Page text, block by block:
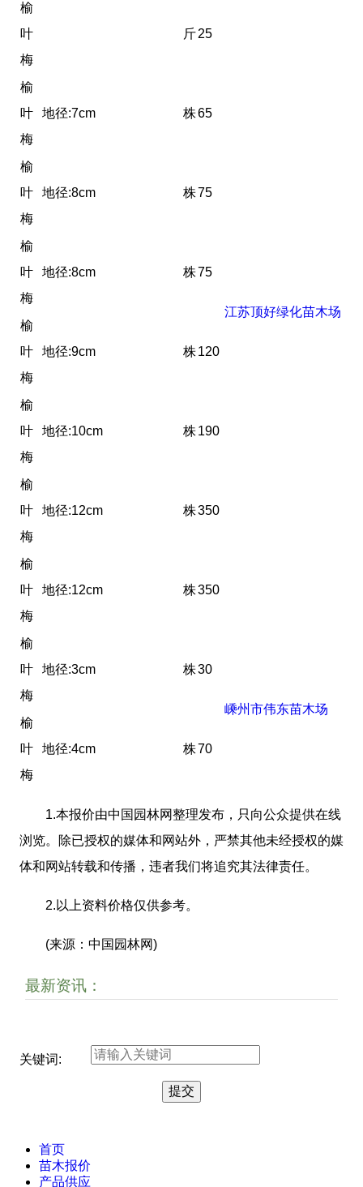
榆
叶
梅
斤25
江苏顶好绿化苗木场
榆
叶
梅
地径:7cm 株65
榆
叶
梅
地径:8cm 株75
榆
叶
梅
地径:8cm 株75
榆
叶
梅
地径:9cm 株120
榆
叶
梅
地径:10cm 株190
榆
叶
梅
地径:12cm 株350
榆
叶
梅
地径:12cm 株350
榆
叶
梅
地径:3cm 株30
嵊州市伟东苗木场
榆
叶
梅
地径:4cm 株70
1.本报价由中国园林网整理发布，只向公众提供在线
浏览。除已授权的媒体和网站外，严禁其他未经授权的媒
体和网站转载和传播，违者我们将追究其法律责任。
2.以上资料价格仅供参考。
(来源：中国园林网)
最新资讯：
关键词:
首页
苗木报价
产品供应